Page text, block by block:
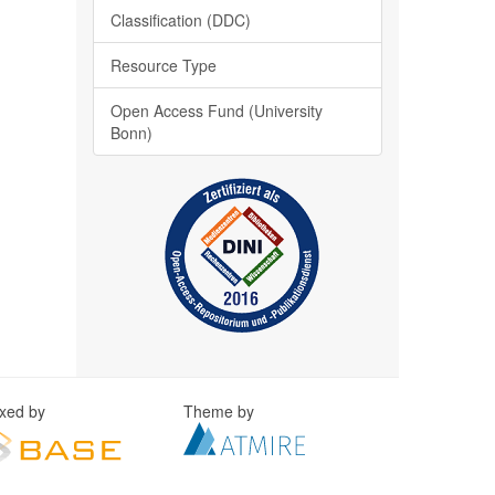
Classification (DDC)
Resource Type
Open Access Fund (University
Bonn)
by Theme by